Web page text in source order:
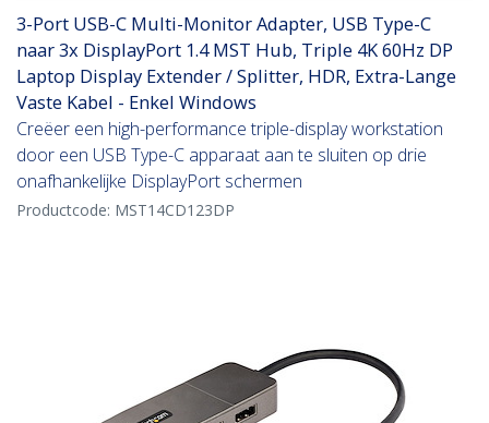
3-Port USB-C Multi-Monitor Adapter, USB Type-C
naar 3x DisplayPort 1.4 MST Hub, Triple 4K 60Hz DP
Laptop Display Extender / Splitter, HDR, Extra-Lange
Vaste Kabel - Enkel Windows
Creëer een high-performance triple-display workstation
door een USB Type-C apparaat aan te sluiten op drie
onafhankelijke DisplayPort schermen
Productcode: MST14CD123DP